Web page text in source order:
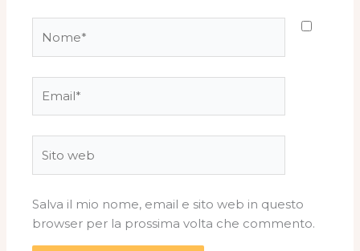
web
Salva il mio nome, email e sito web in questo
browser per la prossima volta che commento.